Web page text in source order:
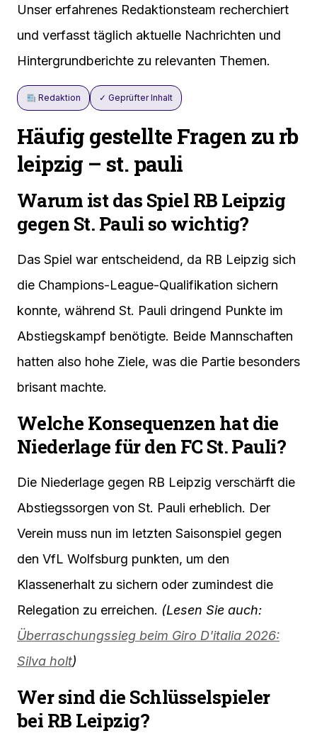
Unser erfahrenes Redaktionsteam recherchiert
und verfasst täglich aktuelle Nachrichten und
Hintergrundberichte zu relevanten Themen.
Redaktion ✓ Geprüfter Inhalt
Häufig gestellte Fragen zu rb
leipzig – st. pauli
Warum ist das Spiel RB Leipzig
gegen St. Pauli so wichtig?
Das Spiel war entscheidend, da RB Leipzig sich
die Champions-League-Qualifikation sichern
konnte, während St. Pauli dringend Punkte im
Abstiegskampf benötigte. Beide Mannschaften
hatten also hohe Ziele, was die Partie besonders
brisant machte.
Welche Konsequenzen hat die
Niederlage für den FC St. Pauli?
Die Niederlage gegen RB Leipzig verschärft die
Abstiegssorgen von St. Pauli erheblich. Der
Verein muss nun im letzten Saisonspiel gegen
den VfL Wolfsburg punkten, um den
Klassenerhalt zu sichern oder zumindest die
Relegation zu erreichen. (Lesen Sie auch:
Überraschungssieg beim Giro D'italia 2026:
Silva holt)
Wer sind die Schlüsselspieler
bei RB Leipzig?